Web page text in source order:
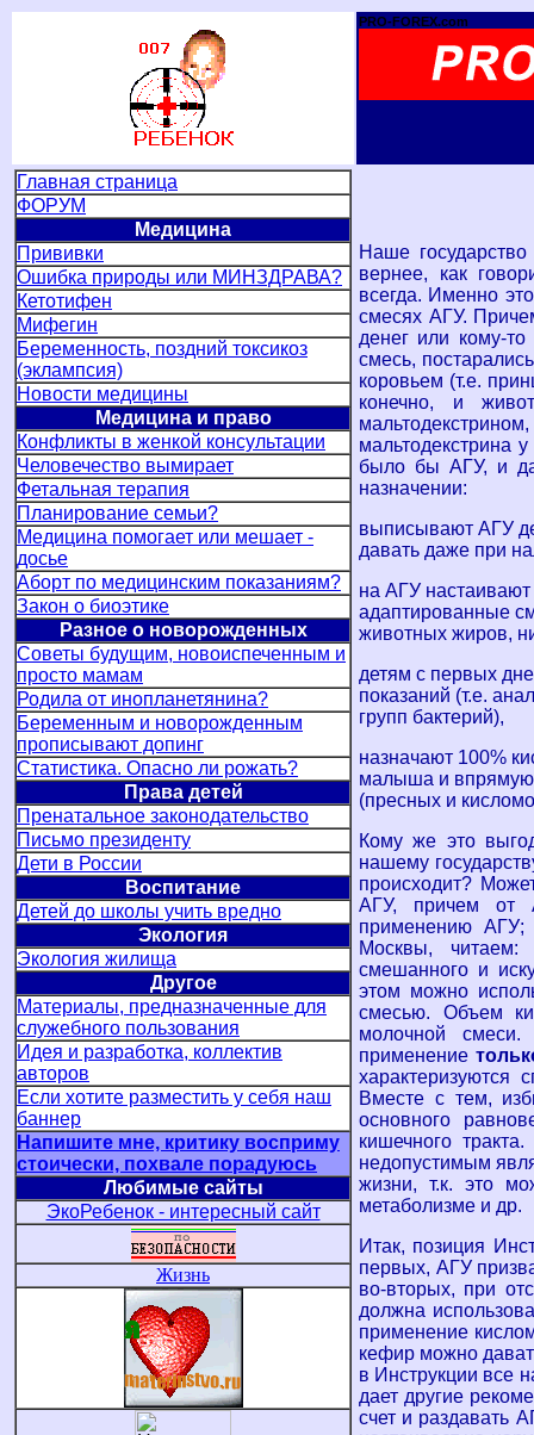
PRO-FOREX.com
Главная страница
ФОРУМ
Медицина
Прививки
Ошибка природы или МИНЗДРАВА?
Кетотифен
Мифегин
Беременность, поздний токсикоз
(эклампсия)
Новости медицины
Медицинаи право
Конфликты в женкой консультации
Человечество вымирает
Фетальная терапия
Планирование семьи?
Медицина помогает или мешает -
досье
Аборт по медицинским показаниям?
Закон о биоэтике
Разное о новорожденных
Советы будущим, новоиспеченным и
просто мамам
Родила от инопланетянина?
Беременным и новорожденным
прописывают допинг
Статистика. Опасно ли рожать?
Права детей
Пренатальное законодательство
Письмо президенту
Дети в России
Воспитание
Детей до школы учить вредно
Экология
Экология жилища
Другое
Материалы, предназначенные для
служебного пользования
Идея и разработка, коллектив
авторов
Если хотите разместить у себя наш
баннер
Напишите мне, критику восприму
стоически, похвале порадуюсь
Любимые сайты
ЭкоРебенок - интересный сайт
Жизнь
Наше
вернее, как
всегда. Именно
смесях АГУ.
денег или кому-
смесь,
коровьем (т.е.
конечно, и
мальтодекстрина
было бы АГУ, и
назначении:
выписывают АГУ
давать даже при
на АГУ
адаптированные
животных жиров,
детям с первых
показаний (т.е.
групп бактерий),
назначают 100%
малыша и впрямую
(пресных и
Кому же это
нашему
происходит?
АГУ, причем от
применению АГУ;
Москвы,
смешанного и
этом можно
смесью. Объем
молочной
применение
характеризуются
Вместе с тем,
основного
кишечного
недопустимым
жизни, т.к. это
метаболизме и др.
Итак, позиция
первых, АГУ
во-вторых, при
должна
применение
кефир можно
в Инструкции все
дает другие
счет и раздавать